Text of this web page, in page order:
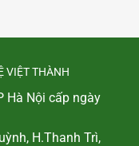
VIỆT THÀNH
Hà Nội cấp ngày
H.Thanh Trì,